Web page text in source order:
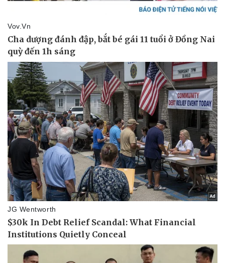
Pháp luật
Vụ án
Tin nóng
Tư vấn luật
Vũ khí
Việt Nam
Phân tích